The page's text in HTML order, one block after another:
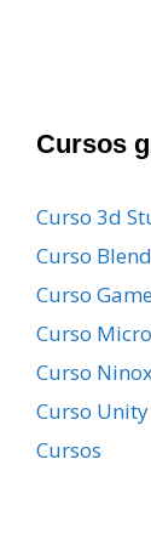
Cursos
Curso 3d
Curso
Curso
Curso
Curso
Curso Unity
Cursos